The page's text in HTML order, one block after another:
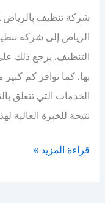
الرياض إلى شركة
التنظيف. يرجع ذلك
بها. كما توافر كم
الخدمات التي تتعلق
نتيجة للخبرة
شركة
قراءة المزيد »